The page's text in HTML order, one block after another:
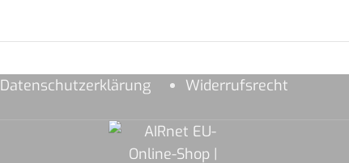
Datenschutzerklärung Widerrufsrecht